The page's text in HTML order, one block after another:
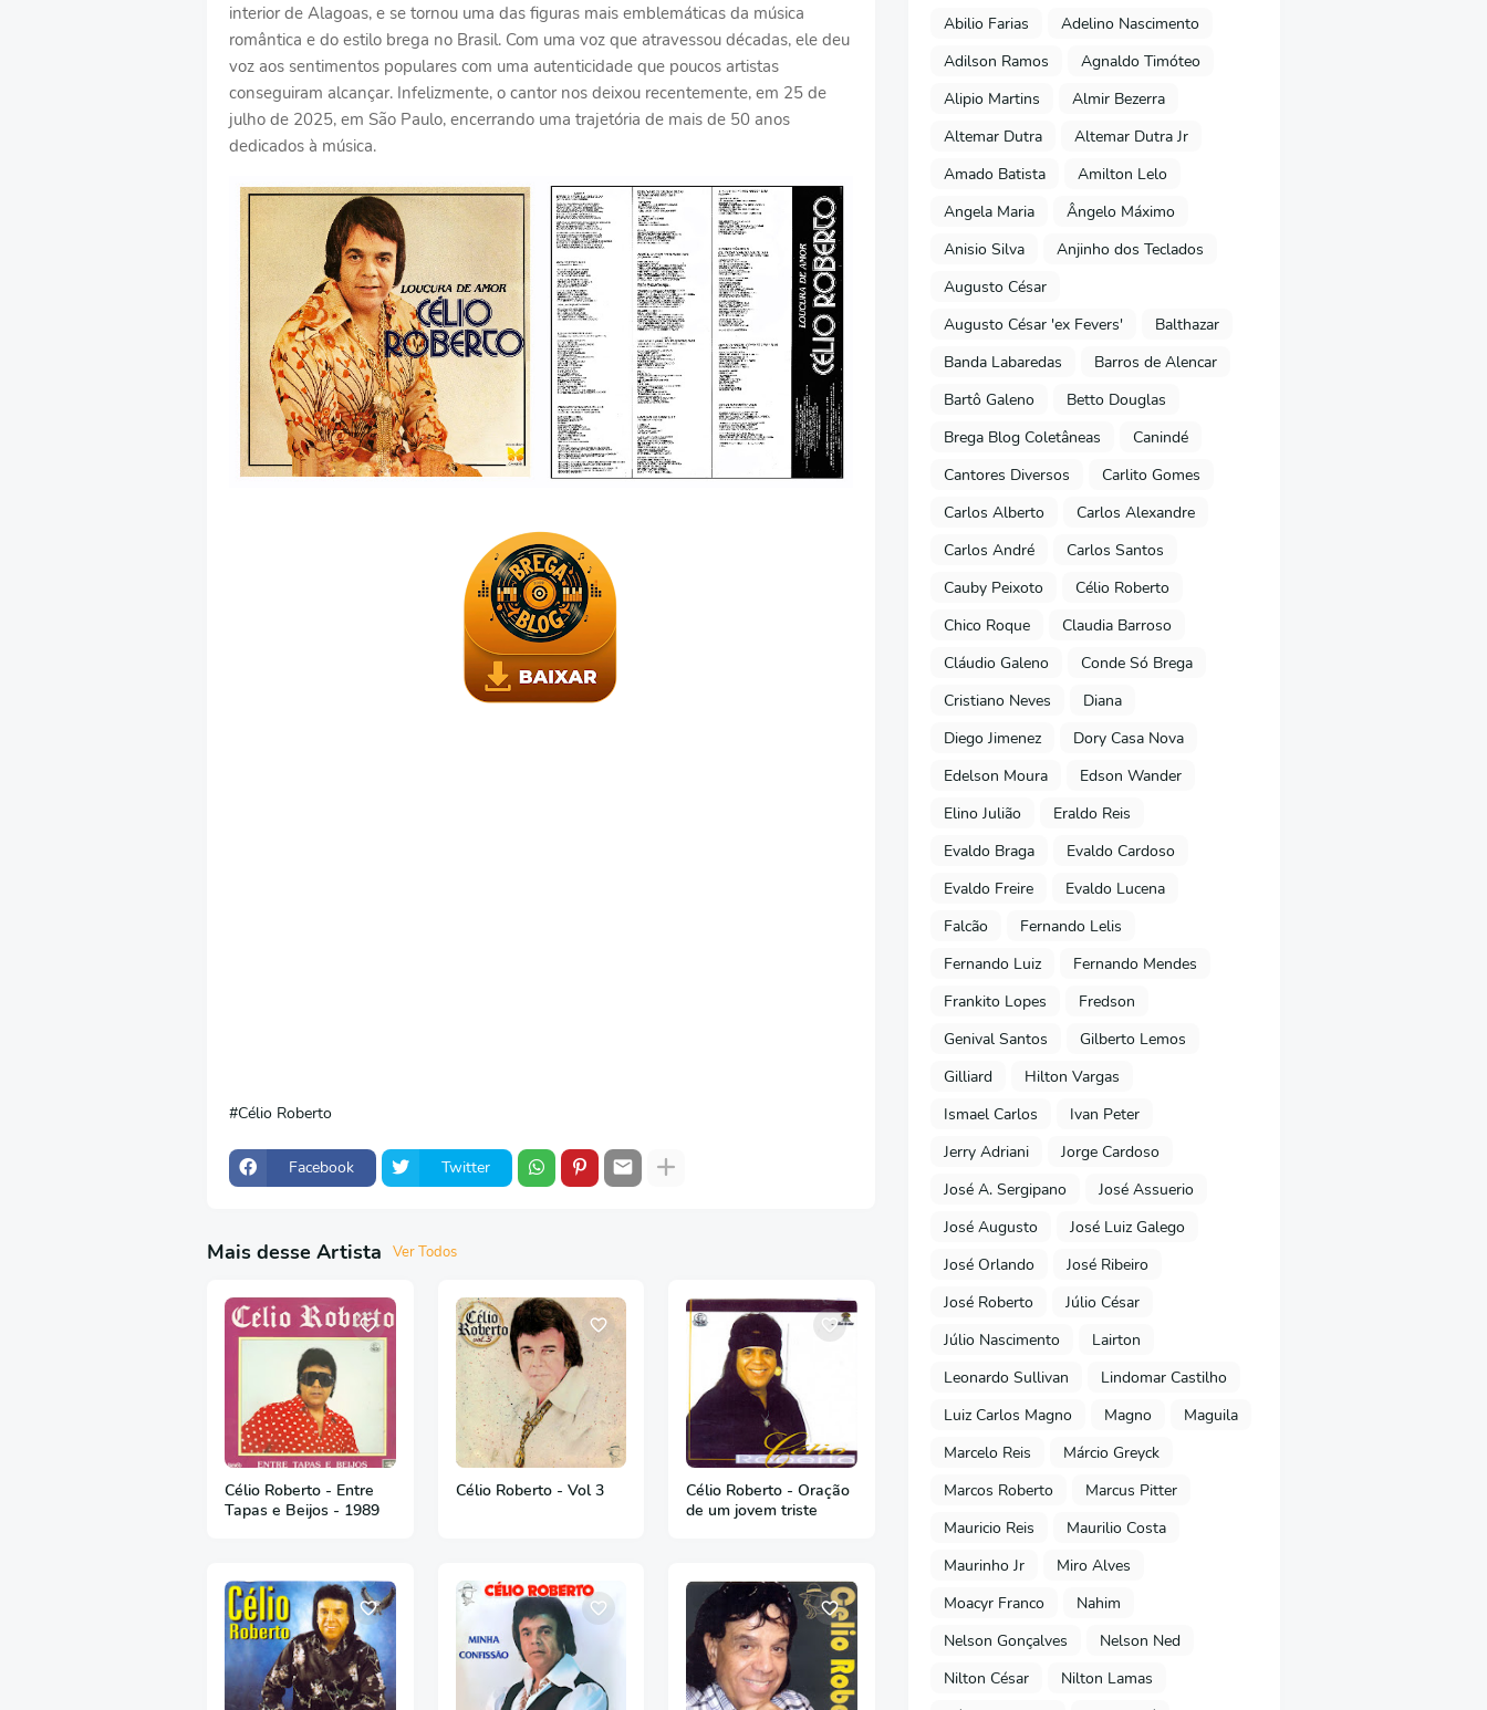
interior de Alagoas, e se tornou uma das figuras mais emblemáticas da música
romântica e do estilo brega no Brasil. Com uma voz que atravessou décadas, ele deu
voz aos sentimentos populares com uma autenticidade que poucos artistas
conseguiram alcançar. Infelizmente, o cantor nos deixou recentemente, em 25 de
julho de 2025, em São Paulo, encerrando uma trajetória de mais de 50 anos
dedicados à música.
Célio Roberto
Facebook Twitter
Mais desse Artista Ver Todos
Célio Roberto - Entre
Tapas e Beijos - 1989
Célio Roberto - Vol 3
Célio Roberto - Oração
de um jovem triste
Abilio Farias
Adelino Nascimento
Adilson Ramos
Agnaldo Timóteo
Alipio Martins
Almir Bezerra
Altemar Dutra
Altemar Dutra Jr
Amado Batista
Amilton Lelo
Angela Maria
Ângelo Máximo
Anisio Silva
Anjinho dos Teclados
Augusto César
Augusto César 'ex Fevers'
Balthazar
Banda Labaredas
Barros de Alencar
Bartô Galeno
Betto Douglas
Brega Blog Coletâneas
Canindé
Cantores Diversos
Carlito Gomes
Carlos Alberto
Carlos Alexandre
Carlos André
Carlos Santos
Cauby Peixoto
Célio Roberto
Chico Roque
Claudia Barroso
Cláudio Galeno
Conde Só Brega
Cristiano Neves
Diana
Diego Jimenez
Dory Casa Nova
Edelson Moura
Edson Wander
Elino Julião
Eraldo Reis
Evaldo Braga
Evaldo Cardoso
Evaldo Freire
Evaldo Lucena
Falcão
Fernando Lelis
Fernando Luiz
Fernando Mendes
Frankito Lopes
Fredson
Genival Santos
Gilberto Lemos
Gilliard
Hilton Vargas
Ismael Carlos
Ivan Peter
Jerry Adriani
Jorge Cardoso
José A. Sergipano
José Assuerio
José Augusto
José Luiz Galego
José Orlando
José Ribeiro
José Roberto
Júlio César
Júlio Nascimento
Lairton
Leonardo Sullivan
Lindomar Castilho
Luiz Carlos Magno
Magno
Maguila
Marcelo Reis
Márcio Greyck
Marcos Roberto
Marcus Pitter
Mauricio Reis
Maurilio Costa
Maurinho Jr
Miro Alves
Moacyr Franco
Nahim
Nelson Gonçalves
Nelson Ned
Nilton César
Nilton Lamas